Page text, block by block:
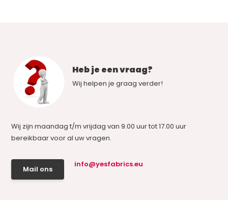
Heb je een vraag?
Wij helpen je graag verder!
Wij zijn maandag t/m vrijdag van 9.00 uur tot 17.00 uur
bereikbaar voor al uw vragen.
Mail ons
info@yesfabrics.eu